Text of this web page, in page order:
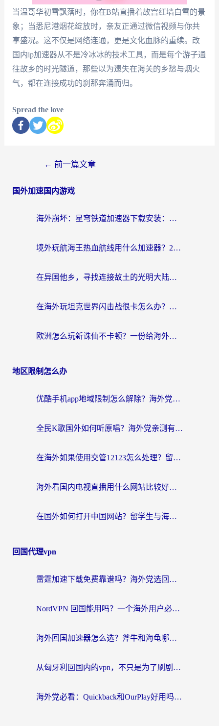
当温哥华初雪飘落时，你在B站直播着故宫红墙白雪的景
象；当悉尼港烟花绽放时，亲友正通过微信视频与你共
享盛况。这不仅是网络连通，更是文化血脉的重续。改
国内ip加速器从不是冷冰冰的技术工具，而是每个游子通
往故乡的时光隧道，那些以为遗失在海关的乡愁与烟火
气，都在连接成功的刹那奔涌而归。
Spread the love
← 前一篇文章
国外加速国内游戏
海外崩坏：星穹铁道加速器下载安装：一份给游子的终极网络指南
境外玩航海王热血航线用什么加速器？2026海外玩家实测最优方案（附欧洲问道堡垒前线加速技巧）
在异国他乡，寻找连接故土的光明大陆免费加速器
在海外玩坦克世界闪击战很卡怎么办？老玩家亲测有效的加速器选择指南
欧洲怎么玩新诛仙不卡顿？一份给海外游子的国服游戏畅玩指南
地区限制怎么办
优酷手机app地域限制怎么解除？海外党亲测有效的追剧方案
全民K歌国外如何听原唱？海外党亲测有效的回国加速器选择指南
在海外如果使用交管12123怎么处理？留学生亲测有效的回国加速方案
海外看国内电视直播用什么网站比较好？一篇解决你所有追剧难题的实用指南
在国外如何打开中国网站？留学生与海外华人的无缝访问指南
回国代理vpn
雷霆加速下载免费靠谱吗？海外党选回国加速器的避坑指南（附热门工具对比）
NordVPN 回国能用吗？一个海外用户必须面对的真实困境
海外回国加速器怎么选？斧牛和海龟哪个好？一篇帮你避开坑的实用指南
从匈牙利回国内的vpn，不只是为了刷剧那么简单
海外党必看：Quickback和OurPlay好用吗？3分钟选对回国加速器，无缝刷剧玩游戏